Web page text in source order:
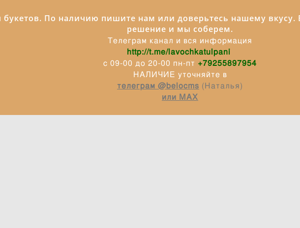
По наличию пишите нам или доверьтесь нашему вкусу.
решение и мы соберем.
Телеграм канал и вся информация
http://t.me/lavochkatulpani
с 09-00 до 20-00 пн-пт +79255897954
НАЛИЧИЕ уточняйте в
телеграм @belocms (Наталья)
или МАХ